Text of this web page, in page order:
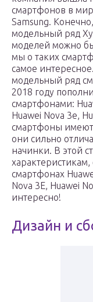
смартфонов в
Samsung.
модельный ряд
моделей можно
мы о таких
самое
модельный ряд
2018 году
смартфонами:
Huawei Nova 3e,
смартфоны
они сильно
начинки. В этой
смартфонах
Nova 3E, Huawei
интересно!
Дизайн и